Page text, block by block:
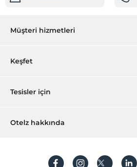
Müşteri hizmetleri
Rezervasyon yönet
Sıkça sorulan sorular
Keşfet
Hediye Kart
Hesap oluştur
Tesisler için
Hemen tesisinizi ekleyin
Otelz hakkında